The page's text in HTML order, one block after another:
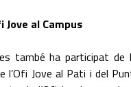
Jove al Campus
també ha participat de
l’Ofi Jove al Pati i del